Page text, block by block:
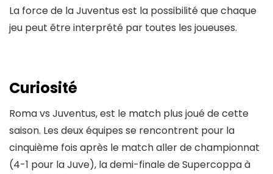
La force de la Juventus est la possibilité que chaque
jeu peut être interprété par toutes les joueuses.
Curiosité
Roma vs Juventus, est le match plus joué de cette
saison. Les deux équipes se rencontrent pour la
cinquième fois après le match aller de championnat
(4-1 pour la Juve), la demi-finale de Supercoppa à